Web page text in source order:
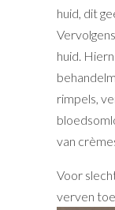
huid, dit
huid.
rimpels,
van
Voor
verven